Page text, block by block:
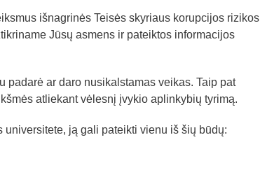
išnagrinės Teisės skyriaus korupcijos rizikos
Jūsų asmens ir pateiktos informacijos
padarė ar daro nusikalstamas veikas. Taip pat
atliekant vėlesnį įvykio aplinkybių tyrimą.
ją gali pateikti vienu iš šių būdų: